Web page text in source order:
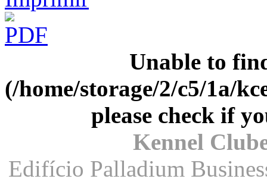
Unable to
(/home/storage/2/c5/1a/
please check if
Kennel
Edifício Palladium